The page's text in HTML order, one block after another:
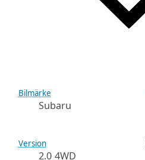
Bilmärke
Subaru
Version
2.0 4WD